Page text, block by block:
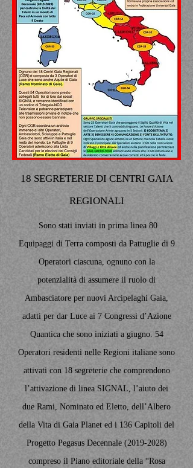
18 SEGRETERIE DI CENTRI GAIA
REGIONALI
Sono stati inviati in prima linea 80
Equipaggi di Terra composti da Pattuglie di 9
Operatori ciascuna, ognuno con la
potenzialità di assumere il ruolo di
Ambasciatore per nuovi Arcipelaghi Gaia,
adatti per dar Luce ai 7 Congressi d’Azione
Quantica che sono iniziati a giugno. 54
Operatori residenti nelle Regioni italiane sono
attivati con 18 segreterie che comprendono
l’attivazione di linea SIGNAL, l’aiuto dei
due Rami, Nominato ed Eletto, dell’Albero
della Vita di Gaia Planet ed i 136 Capitoli del
Progetto Pegasus Decennale (2019-2028)
compreso il Piano editoriale della “Rosa